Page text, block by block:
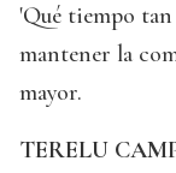
'Qué tiempo
mantener la
mayor.
TERELU